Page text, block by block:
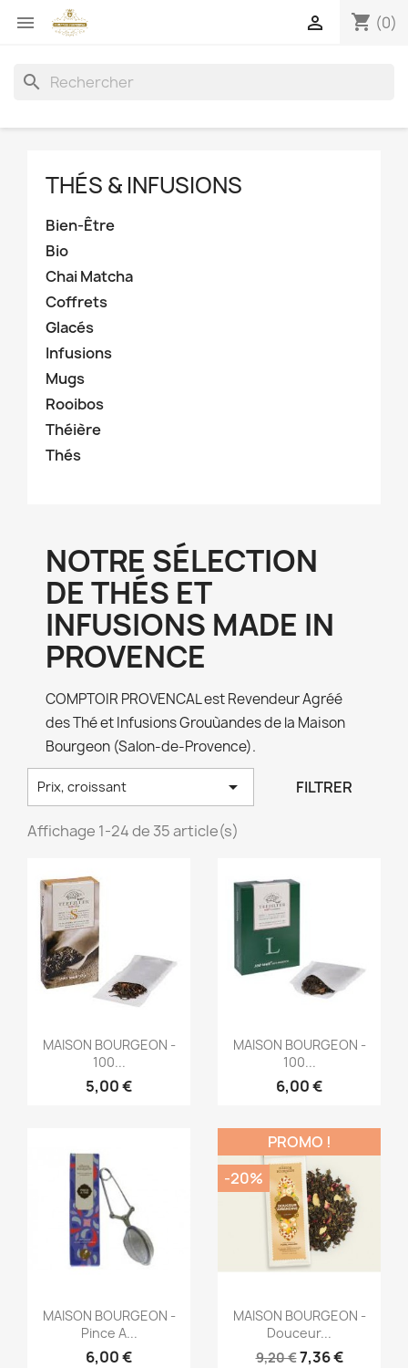
 shopping_cart (0)

search
THÉS & INFUSIONS
Bien-Être
Bio
Chai Matcha
Coffrets
Glacés
Infusions
Mugs
Rooibos
Théière
Thés
NOTRE SÉLECTION
DE THÉS ET
INFUSIONS MADE IN
PROVENCE
COMPTOIR PROVENCAL est Revendeur Agréé
des Thé et Infusions Grouùandes de la Maison
Bourgeon (Salon-de-Provence).
Prix, croissant  FILTRER
Affichage 1-24 de 35 article(s)
Aperçu rapide
MAISON BOURGEON -
100...
5,00 €
Aperçu rapide
MAISON BOURGEON -
100...
6,00 €
Aperçu rapide
MAISON BOURGEON -
Pince A...
6,00 €
Aperçu rapide
MAISON BOURGEON -
Douceur...
9,20 €7,36 €
PROMO !
-20%